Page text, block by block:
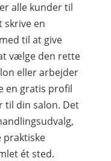
alle kunder til
skrive en
til at give
vælge den rette
eller arbejder
en gratis profil
til din salon. Det
praktiske
ét sted.